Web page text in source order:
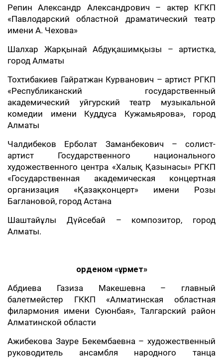
Репин Александр Александрович – актер КГКП
«Павлодарский областной драматический театр
имени А. Чехова»
Шалхар Жарқынай Абдуқашимқызы – артистка,
город Алматы
Тохтибакиев Гайратжан Курванович – артист РГКП
«Республиканский государственный
академический уйгурский театр музыкальной
комедии имени Куддуса Кужамьярова», город
Алматы
Чалдибеков Ерболат Заманбекович – солист-
артист Государственного национального
художественного центра «Халық Қазынасы» РГКП
«Государственная академическая концертная
организация «Қазақконцерт» имени Розы
Баглановой, город Астана
Шаштайұлы Дүйсебай – композитор, город
Алматы.
орденом «Құрмет»
Абдиева Газиза Макешевна – главный
балетмейстер ГККП «Алматинская областная
филармония имени Суюнбая», Талгарский район
Алматинской области
Ажибекова Зауре Бекембаевна – художественный
руководитель ансамбля народного танца